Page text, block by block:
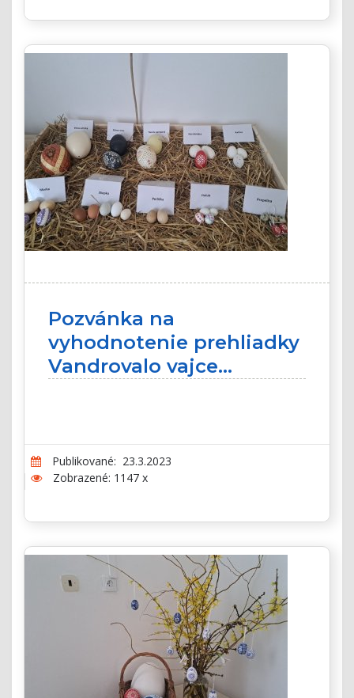
Pozvánka na
vyhodnotenie prehliadky
Vandrovalo vajce...
Publikované: 23.3.2023
Zobrazené: 1147 x